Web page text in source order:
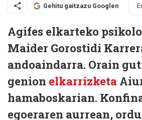
Gehitu gaitzazu Googlen
Agifes elkarteko
Maider Gorostidi
andoaindarra. Orain
genion elkarrizketa
hamaboskarian.
egoeraren aurrean,